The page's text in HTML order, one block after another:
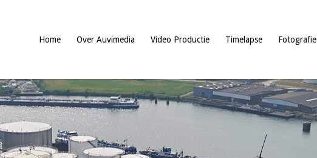
Home Over Auvimedia Video Productie Timelapse Fotografie